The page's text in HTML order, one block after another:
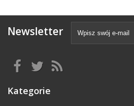
Newsletter
Kategorie